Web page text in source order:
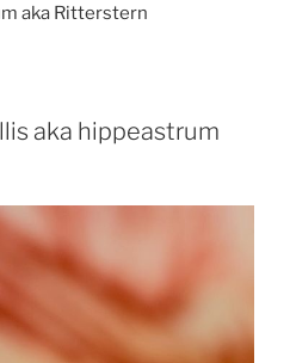
aka Ritterstern
aka hippeastrum